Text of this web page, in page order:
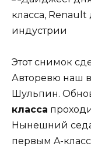
Этот снимок
Авторевю наш
Шульпин.
класса
Нынешний
первым A-